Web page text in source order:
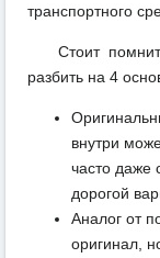
транспортного
Стоит
разбить на 4
внутри
часто даже
дорогой
Аналог от
оригинал,